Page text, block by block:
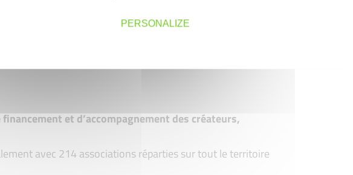
et d’accompagnement des créateurs,
avec 214 associations réparties sur tout le territoire
PERSONALIZE